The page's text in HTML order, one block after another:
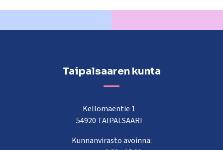
Taipalsaaren kunta
Kellomäentie 1
54920 TAIPALSAARI
Kunnanvirasto avoinna: